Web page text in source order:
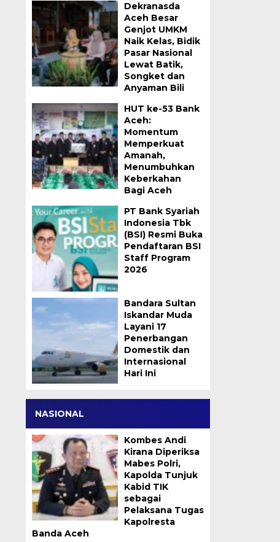
Dekranasda
Aceh Besar
Genjot UMKM
Naik Kelas, Bidik
Pasar Nasional
Lewat Batik,
Songket dan
Anyaman Bili
HUT ke-53 Bank
Aceh:
Momentum
Memperkuat
Amanah,
Menumbuhkan
Keberkahan
Bagi Aceh
PT Bank Syariah
Indonesia Tbk
(BSI) Resmi Buka
Pendaftaran BSI
Staff Program
2026
Bandara Sultan
Iskandar Muda
Layani 17
Penerbangan
Domestik dan
Internasional
Hari Ini
NASIONAL
Kombes Andi
Kirana Diperiksa
Mabes Polri,
Kapolda Tunjuk
Kabid TIK
sebagai
Pelaksana Tugas
Kapolresta
Banda Aceh